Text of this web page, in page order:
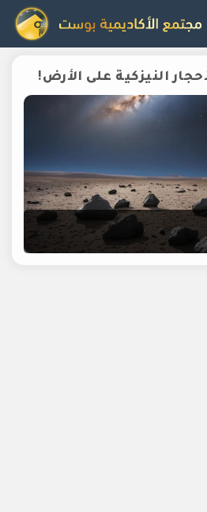
النيزكية على الأرض!